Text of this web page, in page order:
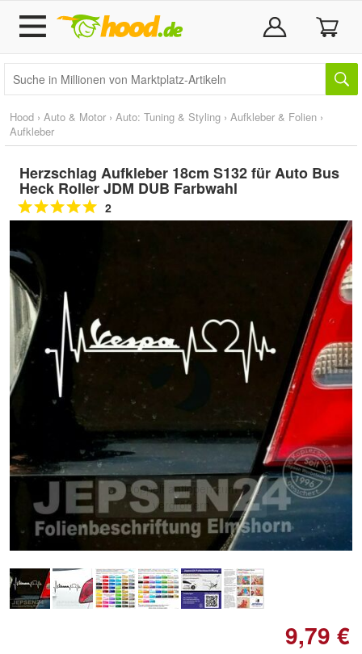
Hood › Auto & Motor › Auto: Tuning & Styling › Aufkleber & Folien ›
Aufkleber
Herzschlag Aufkleber 18cm S132 für Auto Bus
Heck Roller JDM DUB Farbwahl
2
Doppelt antippen zum
vergrößern
9,79 €